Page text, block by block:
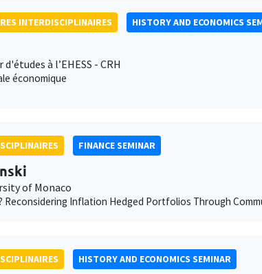
INTERDISCIPLINAIRES HISTORY AND ECONOMICS
à l’EHESS - CRH
économique
FINANCE SEMINAR
of Monaco
Reconsidering Inflation Hedged Portfolios Through
HISTORY AND ECONOMICS SEMINAR